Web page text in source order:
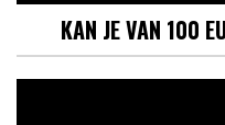
KAN JE VAN 100